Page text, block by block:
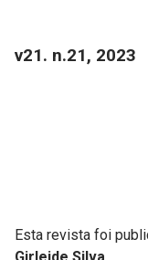
v21. n.21, 2023
Esta revista foi